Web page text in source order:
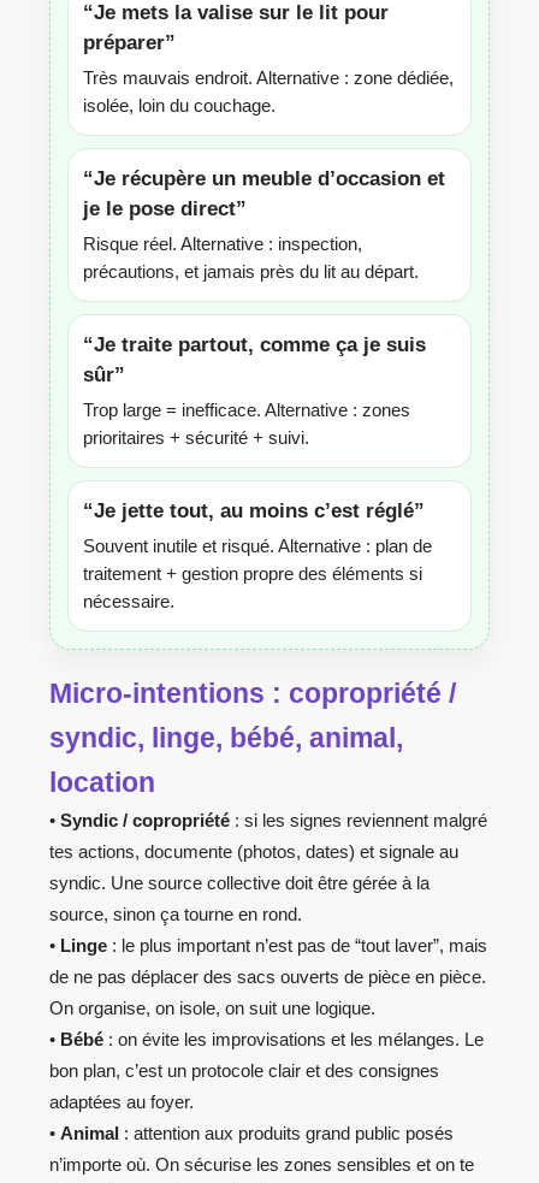
“Je mets la valise sur le lit pour
préparer”
Très mauvais endroit. Alternative : zone dédiée,
isolée, loin du couchage.
“Je récupère un meuble d’occasion et
je le pose direct”
Risque réel. Alternative : inspection,
précautions, et jamais près du lit au départ.
“Je traite partout, comme ça je suis
sûr”
Trop large = inefficace. Alternative : zones
prioritaires + sécurité + suivi.
“Je jette tout, au moins c’est réglé”
Souvent inutile et risqué. Alternative : plan de
traitement + gestion propre des éléments si
nécessaire.
Micro-intentions : copropriété /
syndic, linge, bébé, animal,
location
• Syndic / copropriété : si les signes reviennent malgré
tes actions, documente (photos, dates) et signale au
syndic. Une source collective doit être gérée à la
source, sinon ça tourne en rond.
• Linge : le plus important n’est pas de “tout laver”, mais
de ne pas déplacer des sacs ouverts de pièce en pièce.
On organise, on isole, on suit une logique.
• Bébé : on évite les improvisations et les mélanges. Le
bon plan, c’est un protocole clair et des consignes
adaptées au foyer.
• Animal : attention aux produits grand public posés
n’importe où. On sécurise les zones sensibles et on te